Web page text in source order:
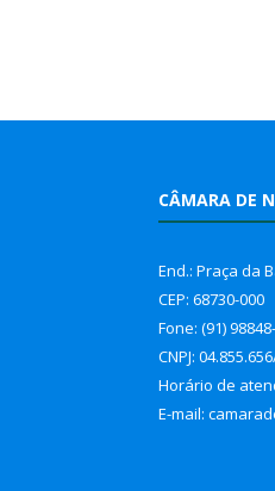
CÂMARA DE
End.: Praça da
CEP: 68730-000
Fone: (91)
CNPJ:
Horário de
E-mail: